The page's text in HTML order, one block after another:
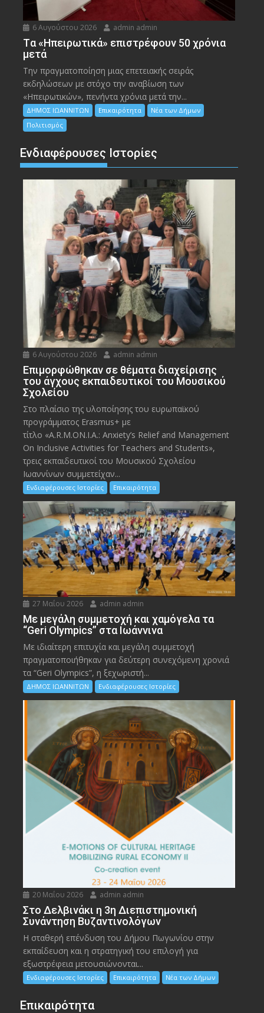
6 Αυγούστου 2026 admin admin
Tα «Ηπειρωτικά» επιστρέφουν 50 χρόνια
μετά
Την πραγματοποίηση μιας επετειακής σειράς
εκδηλώσεων με στόχο την αναβίωση των
«Ηπειρωτικών», πενήντα χρόνια μετά την...
ΔΗΜΟΣ ΙΩΑΝΝΙΤΩΝ Επικαιρότητα
Νέα των Δήμων
Πολιτισμός
Ενδιαφέρουσες Ιστορίες
6 Αυγούστου 2026 admin admin
Eπιμορφώθηκαν σε θέματα διαχείρισης
του άγχους εκπαιδευτικοί του Μουσικού
Σχολείου
Στο πλαίσιο της υλοποίησης του ευρωπαϊκού
προγράμματος Erasmus+ με
τίτλο «A.R.M.ON.I.A.: Anxiety’s Relief and Management
On Inclusive Activities for Teachers and Students»,
τρεις εκπαιδευτικοί του Μουσικού Σχολείου
Ιωαννίνων συμμετείχαν...
Ενδιαφέρουσες Ιστορίες Επικαιρότητα
27 Μαΐου 2026 admin admin
Με μεγάλη συμμετοχή και χαμόγελα τα
“Geri Olympics” στα Ιωάννινα
Με ιδιαίτερη επιτυχία και μεγάλη συμμετοχή
πραγματοποιήθηκαν για δεύτερη συνεχόμενη χρονιά
τα “Geri Olympics”, η ξεχωριστή...
ΔΗΜΟΣ ΙΩΑΝΝΙΤΩΝ Ενδιαφέρουσες Ιστορίες
20 Μαΐου 2026 admin admin
Στο Δελβινάκι η 3η Διεπιστημονική
Συνάντηση Βυζαντινολόγων
Η σταθερή επένδυση του Δήμου Πωγωνίου στην
εκπαίδευση και η στρατηγική του επιλογή για
εξωστρέφεια μετουσιώνονται...
Ενδιαφέρουσες Ιστορίες Επικαιρότητα Νέα των Δήμων
Επικαιρότητα